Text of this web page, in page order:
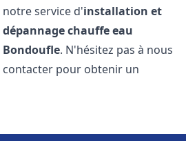
notre service d'installation et
dépannage chauffe eau
Bondoufle. N'hésitez pas à nous
contacter pour obtenir un